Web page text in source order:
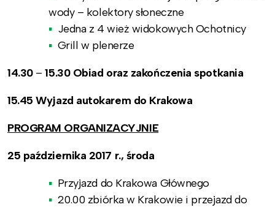
wody – kolektory słoneczne
Jedna z 4 wież widokowych Ochotnicy
Grill w plenerze
14.30 –15.30 Obiad oraz zakończenia spotkania
15.45 Wyjazd autokarem do Krakowa
PROGRAM ORGANIZACYJNIE
25 października 2017 r., środa
Przyjazd do Krakowa Głównego
20.00 zbiórka w Krakowie i przejazd do